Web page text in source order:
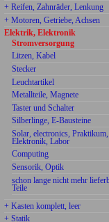
+ Reifen, Zahnräder, Lenkung
+ Motoren, Getriebe, Achsen
Elektrik, Elektronik
Stromversorgung
Litzen, Kabel
Stecker
Leuchtartikel
Metallteile, Magnete
Taster und Schalter
Silberlinge, E-Bausteine
Solar, electronics, Praktikum,
Elektronik, Labor
Computing
Sensorik, Optik
schon lange nicht mehr
Teile
+ Kasten komplett, leer
+ Statik